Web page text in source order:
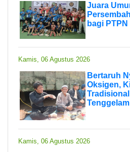
Juara
bagi PTPN
Kamis, 06 Agustus 2026
Bertaruh
Oksigen,
Kamis, 06 Agustus 2026